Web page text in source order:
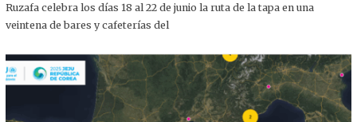
I
O
0
2
5
Ruzafa celebra los días 18 al 22 de junio la ruta de la tapa en una
veintena de bares y cafeterías del